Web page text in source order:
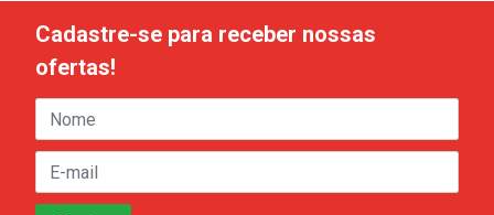
Cadastre-se para receber nossas
ofertas!